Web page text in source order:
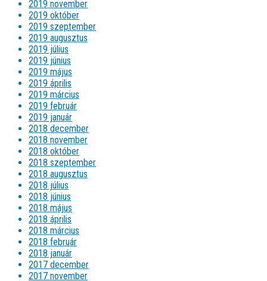
2019 november
2019 október
2019 szeptember
2019 augusztus
2019 július
2019 június
2019 május
2019 április
2019 március
2019 február
2019 január
2018 december
2018 november
2018 október
2018 szeptember
2018 augusztus
2018 július
2018 június
2018 május
2018 április
2018 március
2018 február
2018 január
2017 december
2017 november